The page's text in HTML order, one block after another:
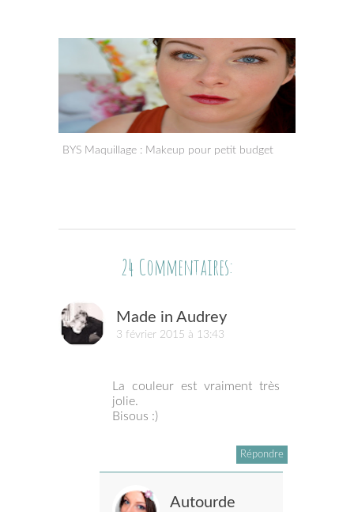
BYS Maquillage : Makeup pour petit budget
24 Commentaires:
Made in Audrey
3 février 2015 à 13:43
La couleur est vraiment très
jolie.
Bisous :)
Répondre
Autourde